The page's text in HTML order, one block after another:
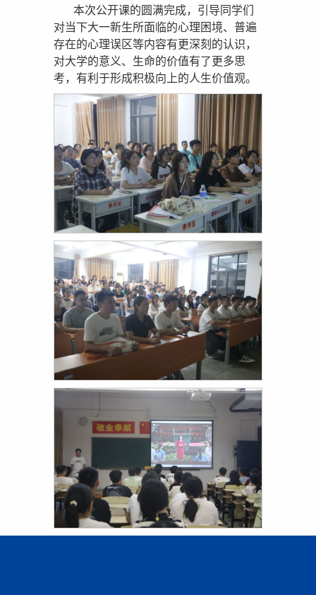
本次公开课的圆满完成，引导同学们
对当下大一新生所面临的心理困境、普遍
存在的心理误区等内容有更深刻的认识，
对大学的意义、生命的价值有了更多思
考，有利于形成积极向上的人生价值观。